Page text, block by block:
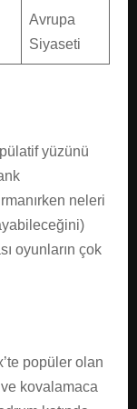
Avrupa
Siyaseti
yüzünü
neleri
oyunların çok
popüler olan
kovalamaca